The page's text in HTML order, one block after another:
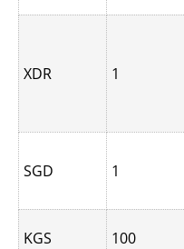
XDR 1
SGD 1
KGS 100